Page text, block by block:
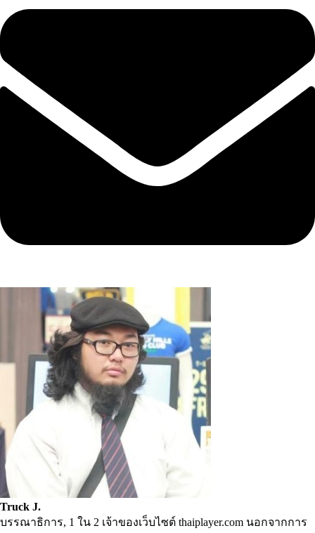
Truck J.
บรรณาธิการ, 1 ใน 2 เจ้าของเว็บไซต์ thaiplayer.com นอกจากการ